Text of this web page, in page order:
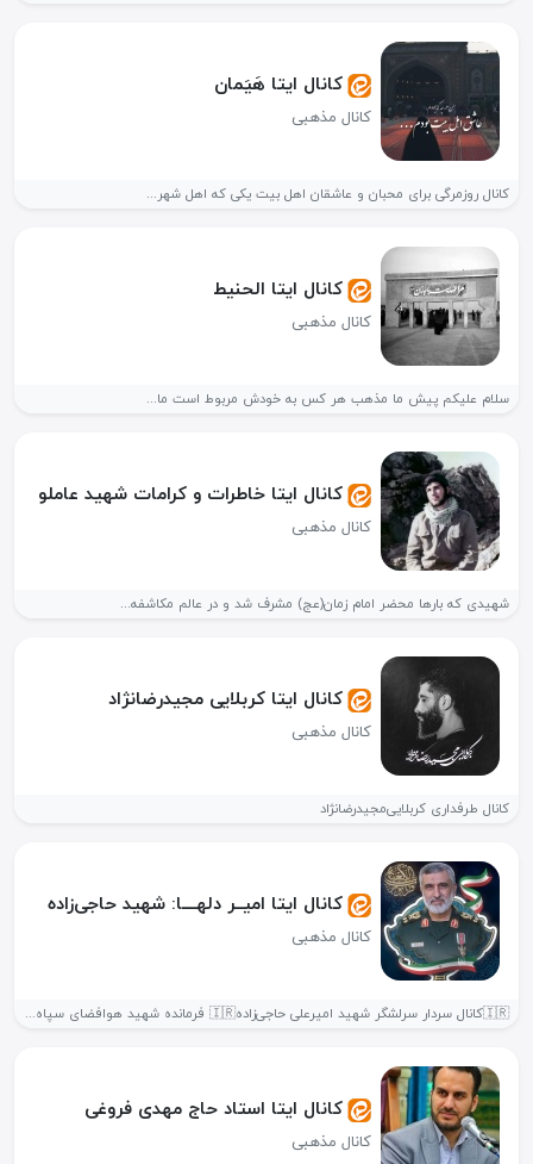
کانال ایتا هَیَمان
کانال مذهبی
کانال روزمرگی برای محبان و عاشقان اهل بیت یکی که اهل شهر...
کانال ایتا الحنیط
کانال مذهبی
سلام علیکم پیش ما مذهب هر کس به خودش مربوط است ما...
کانال ایتا خاطرات و کرامات شهید عاملو
کانال مذهبی
شهیدی که بارها محضر امام زمان(عج) مشرف شد و در عالم مکاشفه...
کانال ایتا کربلایی مجیدرضانژاد
کانال مذهبی
کانال طرفداری کربلایی‌مجیدرضانژاد
کانال ایتا امیــر دلهــــا: شهید حاجی‌زاده
کانال مذهبی
🇮🇷کانال سردار سرلشگر شهید امیرعلی حاجی‌زاده🇮🇷 فرمانده شهید هوافضای سپاه پاسداران ولادت🌤:...
کانال ایتا استاد حاج مهدی فروغی
کانال مذهبی